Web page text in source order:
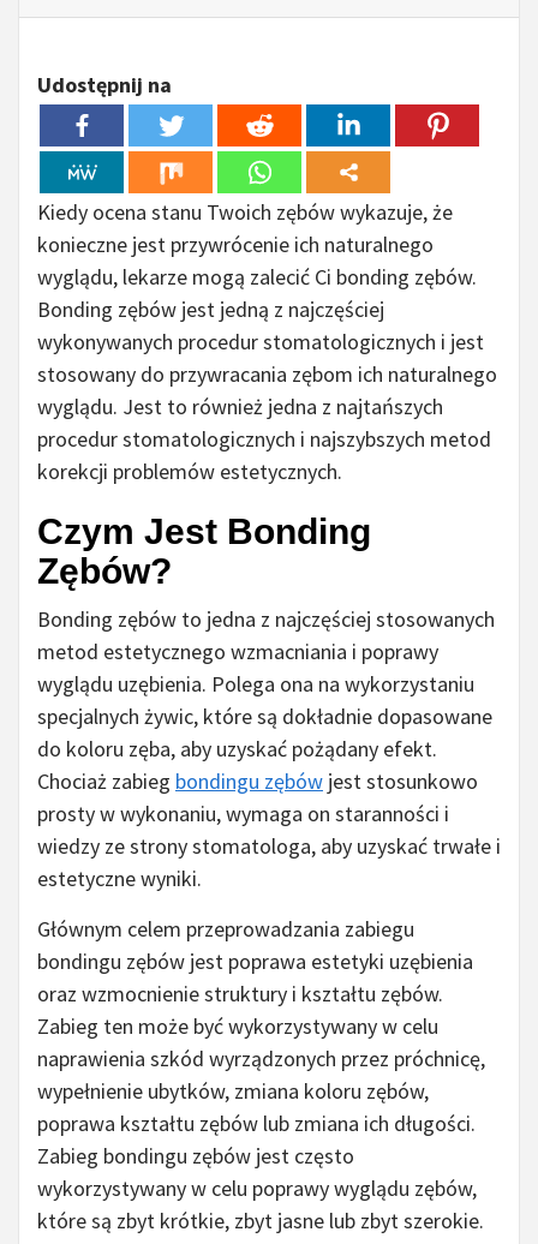
Udostępnij na
Kiedy ocena stanu Twoich zębów wykazuje, że
konieczne jest przywrócenie ich naturalnego
wyglądu, lekarze mogą zalecić Ci bonding zębów.
Bonding zębów jest jedną z najczęściej
wykonywanych procedur stomatologicznych i jest
stosowany do przywracania zębom ich naturalnego
wyglądu. Jest to również jedna z najtańszych
procedur stomatologicznych i najszybszych metod
korekcji problemów estetycznych.
Czym Jest Bonding
Zębów?
Bonding zębów to jedna z najczęściej stosowanych
metod estetycznego wzmacniania i poprawy
wyglądu uzębienia. Polega ona na wykorzystaniu
specjalnych żywic, które są dokładnie dopasowane
do koloru zęba, aby uzyskać pożądany efekt.
Chociaż zabieg bondingu zębów jest stosunkowo
prosty w wykonaniu, wymaga on staranności i
wiedzy ze strony stomatologa, aby uzyskać trwałe i
estetyczne wyniki.
Głównym celem przeprowadzania zabiegu
bondingu zębów jest poprawa estetyki uzębienia
oraz wzmocnienie struktury i kształtu zębów.
Zabieg ten może być wykorzystywany w celu
naprawienia szkód wyrządzonych przez próchnicę,
wypełnienie ubytków, zmiana koloru zębów,
poprawa kształtu zębów lub zmiana ich długości.
Zabieg bondingu zębów jest często
wykorzystywany w celu poprawy wyglądu zębów,
które są zbyt krótkie, zbyt jasne lub zbyt szerokie.